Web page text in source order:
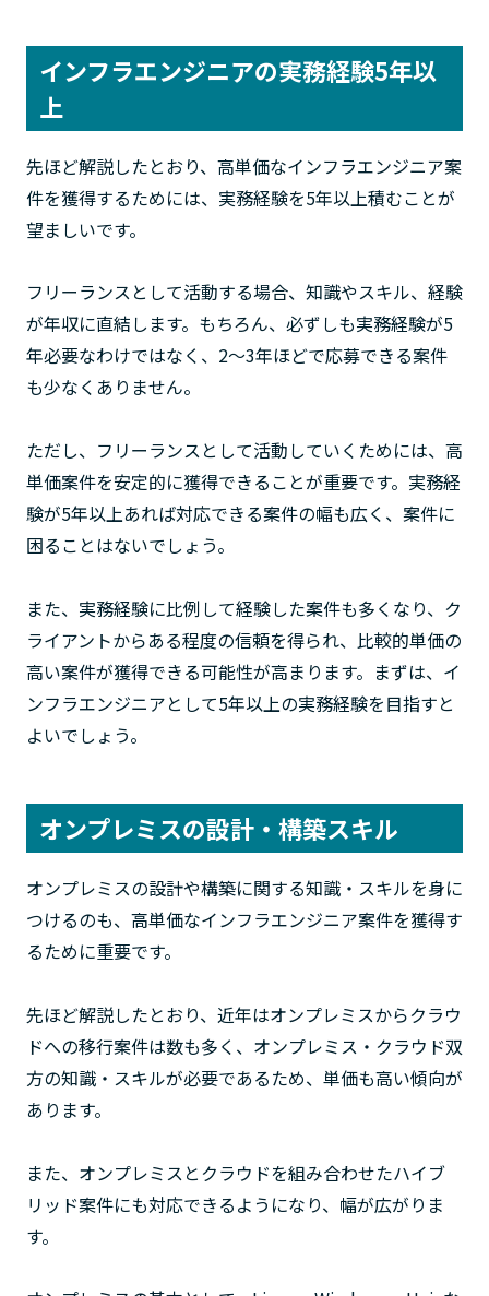
インフラエンジニアの実務経験5年以
上
先ほど解説したとおり、高単価なインフラエンジニア案
件を獲得するためには、実務経験を5年以上積むことが
望ましいです。
フリーランスとして活動する場合、知識やスキル、経験
が年収に直結します。もちろん、必ずしも実務経験が5
年必要なわけではなく、2〜3年ほどで応募できる案件
も少なくありません。
ただし、フリーランスとして活動していくためには、高
単価案件を安定的に獲得できることが重要です。実務経
験が5年以上あれば対応できる案件の幅も広く、案件に
困ることはないでしょう。
また、実務経験に比例して経験した案件も多くなり、ク
ライアントからある程度の信頼を得られ、比較的単価の
高い案件が獲得できる可能性が高まります。まずは、イ
ンフラエンジニアとして5年以上の実務経験を目指すと
よいでしょう。
オンプレミスの設計・構築スキル
オンプレミスの設計や構築に関する知識・スキルを身に
つけるのも、高単価なインフラエンジニア案件を獲得す
るために重要です。
先ほど解説したとおり、近年はオンプレミスからクラウ
ドへの移行案件は数も多く、オンプレミス・クラウド双
方の知識・スキルが必要であるため、単価も高い傾向が
あります。
また、オンプレミスとクラウドを組み合わせたハイブ
リッド案件にも対応できるようになり、幅が広がりま
す。